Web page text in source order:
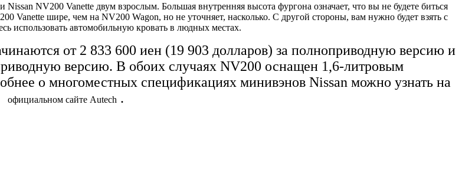
Nissan NV200 Vanette двум взрослым. Большая внутренняя высота фургона означает, что вы не будете биться
Vanette шире, чем на NV200 Wagon, но не уточняет, насколько. С другой стороны, вам нужно будет взять с
использовать автомобильную кровать в людных местах.
от 2 833 600 иен (19 903 долларов) за полноприводную версию и
версию. В обоих случаях NV200 оснащен 1,6-литровым
о многоместных спецификациях минивэнов Nissan можно узнать на
официальном сайте Autech .